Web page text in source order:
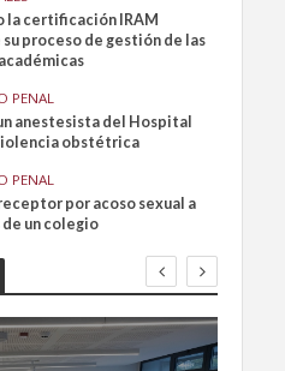
la certificación IRAM
su proceso de gestión de las
PENAL
anestesista del Hospital
obstétrica
PENAL
por acoso sexual a
un colegio